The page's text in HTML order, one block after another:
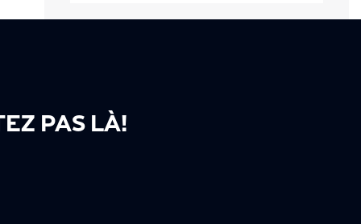
PAS LÀ!